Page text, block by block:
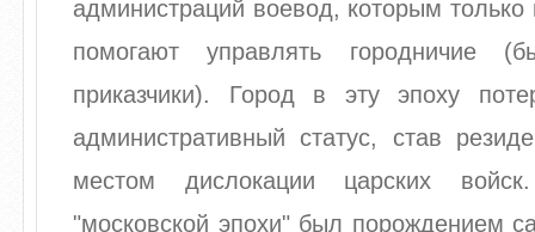
администраций воевод, которым только
помогают управлять городничие
приказчики). Город в эту эпоху
административный статус, став
местом дислокации царских
"московской эпохи" был порождением